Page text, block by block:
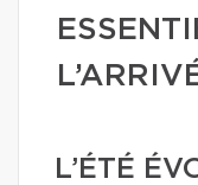
L’ÉTÉ